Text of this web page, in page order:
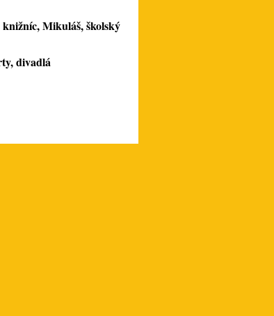
knižníc,Mikuláš,školský
divadlá